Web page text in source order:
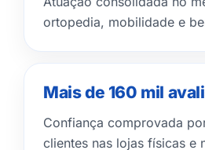
ortopedia, mobilidade e
Mais de 160 mil
Confiança comprovada
clientes nas lojas físicas e